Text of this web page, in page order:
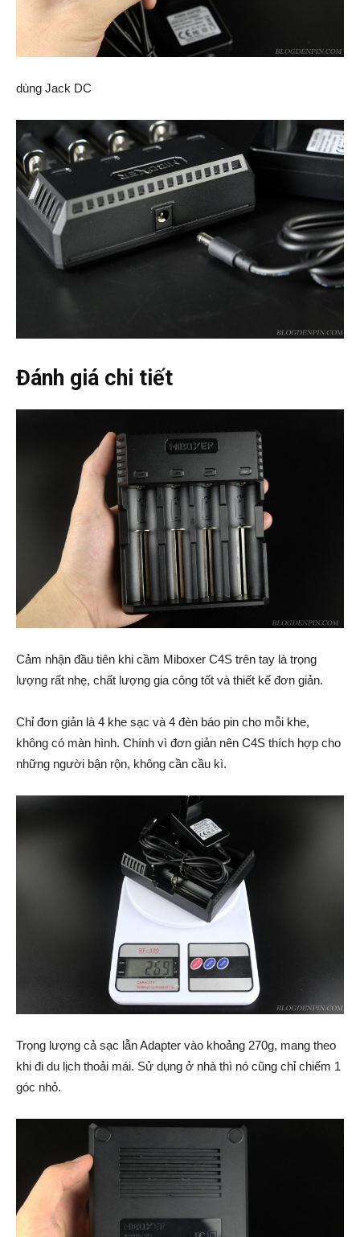
dùng Jack DC
Đánh giá chi tiết
Cảm nhận đầu tiên khi cầm Miboxer C4S trên tay là trọng
lượng rất nhẹ, chất lượng gia công tốt và thiết kế đơn giản.
Chỉ đơn giản là 4 khe sạc và 4 đèn báo pin cho mỗi khe,
không có màn hình. Chính vì đơn giản nên C4S thích hợp cho
những người bận rộn, không cần cầu kì.
Trọng lượng cả sạc lẫn Adapter vào khoảng 270g, mang theo
khi đi du lịch thoải mái. Sử dụng ở nhà thì nó cũng chỉ chiếm 1
góc nhỏ.